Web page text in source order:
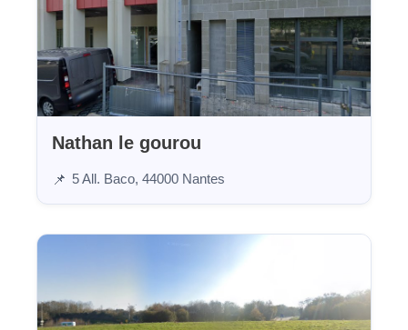
Nathan le gourou
📌 5 All. Baco, 44000 Nantes